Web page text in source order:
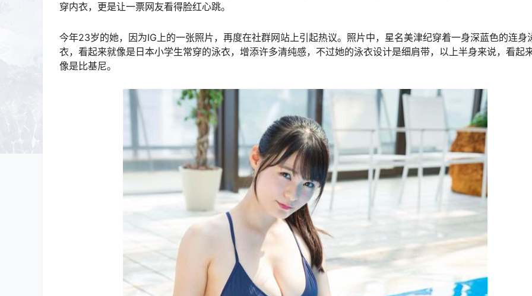
穿内衣，更是让一票网友看得脸红心跳。
今年23岁的她，因为IG上的一张照片，再度在社群网站上引起热议。照片中，星名美津纪穿着一身深蓝色的连身
衣，看起来就像是日本小学生常穿的泳衣，增添许多清纯感，不过她的泳衣设计是细肩带，以上半身来说，看起
像是比基尼。